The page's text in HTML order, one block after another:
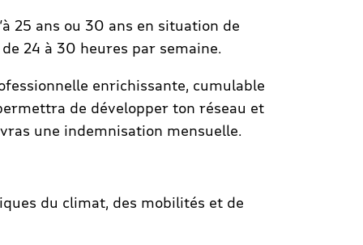
25 ans ou 30 ans en situation de
24 à 30 heures par semaine.
enrichissante, cumulable
de développer ton réseau et
une indemnisation mensuelle.
du climat, des mobilités et de